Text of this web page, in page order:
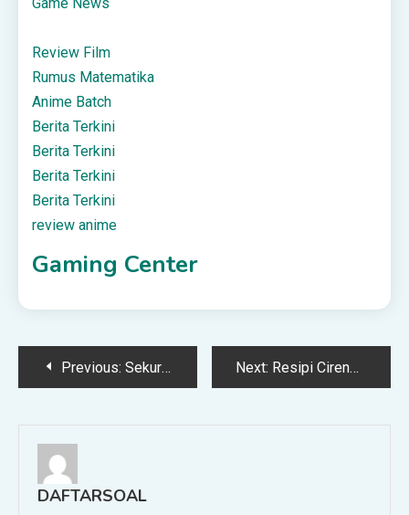
Review Film
Rumus Matematika
Anime Batch
Berita Terkini
Berita Terkini
Berita Terkini
Berita Terkini
review anime
Gaming Center
PostPrevious: Sekurang-Kurangnya 37 Maut Dalam Kemalangan Jalan Raya Di Selatan Peru Next: Resipi Cireng, Kudapan Indonesia Yang Senang Dibuat
DAFTARSOAL